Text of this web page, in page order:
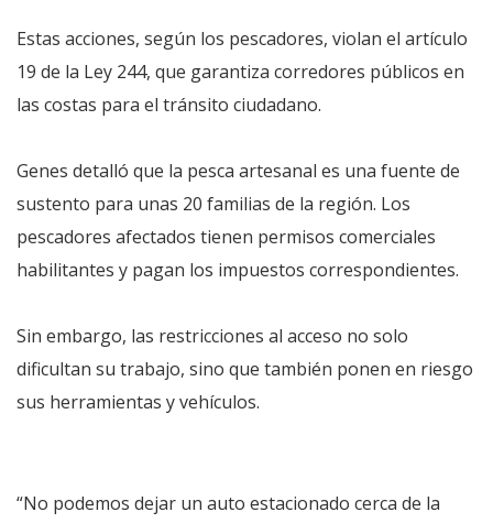
Estas acciones, según los pescadores, violan el artículo
19 de la Ley 244, que garantiza corredores públicos en
las costas para el tránsito ciudadano.
Genes detalló que la pesca artesanal es una fuente de
sustento para unas 20 familias de la región. Los
pescadores afectados tienen permisos comerciales
habilitantes y pagan los impuestos correspondientes.
Sin embargo, las restricciones al acceso no solo
dificultan su trabajo, sino que también ponen en riesgo
sus herramientas y vehículos.
“No podemos dejar un auto estacionado cerca de la